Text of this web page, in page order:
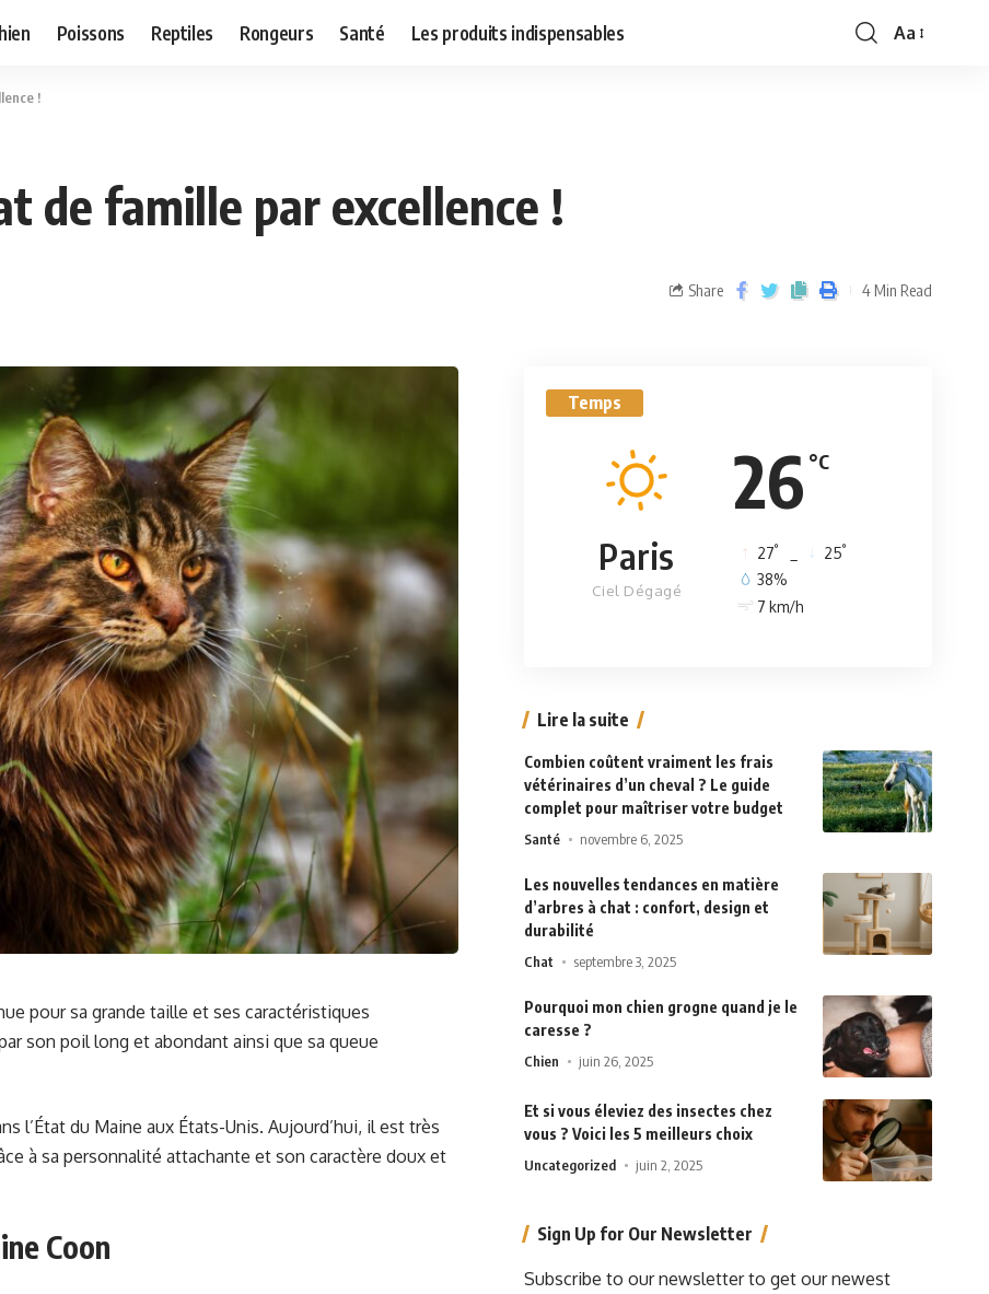
Poissons Reptiles Rongeurs Santé Les produits indispensables Aa
!
de famille par excellence !
Share 4 Min Read
pour sa grande taille et ses caractéristiques
son poil long et abondant ainsi que sa queue
l’État du Maine aux États-Unis. Aujourd’hui, il est très
à sa personnalité attachante et son caractère doux et
Coon
Temps
26 °C
Paris
Ciel Dégagé
27° 25°
38%
7 km/h
Lire la suite
Combien coûtent vraiment les frais
vétérinaires d’un cheval ? Le guide
complet pour maîtriser votre budget
Santé novembre 6, 2025
Les nouvelles tendances en matière
d’arbres à chat : confort, design et
durabilité
Chat septembre 3, 2025
Pourquoi mon chien grogne quand je le
caresse ?
Chien juin 26, 2025
Et si vous éleviez des insectes chez
vous ? Voici les 5 meilleurs choix
Uncategorized juin 2, 2025
Sign Up for Our Newsletter
Subscribe to our newsletter to get our newest